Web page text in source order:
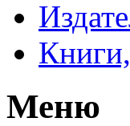
Меню